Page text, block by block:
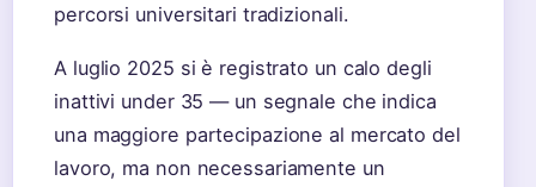
percorsi universitari tradizionali.
A luglio 2025 si è registrato un calo degli
inattivi under 35 — un segnale che indica
una maggiore partecipazione al mercato del
lavoro, ma non necessariamente un